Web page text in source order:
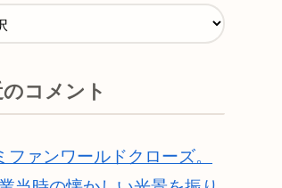
コメント
ファンワールドクローズ。